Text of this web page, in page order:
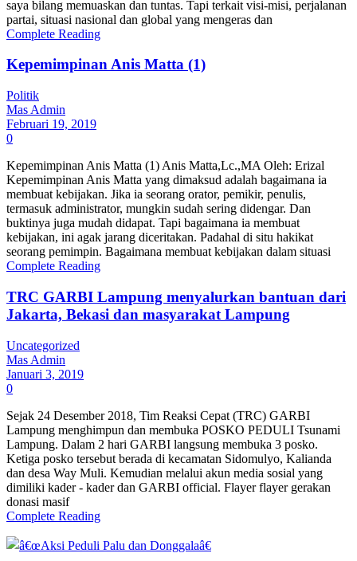
saya bilang memuaskan dan tuntas. Tapi terkait visi-misi, perjalanan
partai, situasi nasional dan global yang mengeras dan
Complete Reading
Kepemimpinan Anis Matta (1)
Politik
Mas Admin
Februari 19, 2019
0
Kepemimpinan Anis Matta (1) Anis Matta,Lc.,MA Oleh: Erizal
Kepemimpinan Anis Matta yang dimaksud adalah bagaimana ia
membuat kebijakan. Jika ia seorang orator, pemikir, penulis,
termasuk administrator, mungkin sudah sering didengar. Dan
buktinya juga mudah didapat. Tapi bagaimana ia membuat
kebijakan, ini agak jarang diceritakan. Padahal di situ hakikat
seorang pemimpin. Bagaimana membuat kebijakan dalam situasi
Complete Reading
TRC GARBI Lampung menyalurkan bantuan dari
Jakarta, Bekasi dan masyarakat Lampung
Uncategorized
Mas Admin
Januari 3, 2019
0
Sejak 24 Desember 2018, Tim Reaksi Cepat (TRC) GARBI
Lampung menghimpun dan membuka POSKO PEDULI Tsunami
Lampung. Dalam 2 hari GARBI langsung membuka 3 posko.
Ketiga posko tersebut berada di kecamatan Sidomulyo, Kalianda
dan desa Way Muli. Kemudian melalui akun media sosial yang
dimiliki kader - kader dan GARBI official. Flayer flayer gerakan
donasi masif
Complete Reading